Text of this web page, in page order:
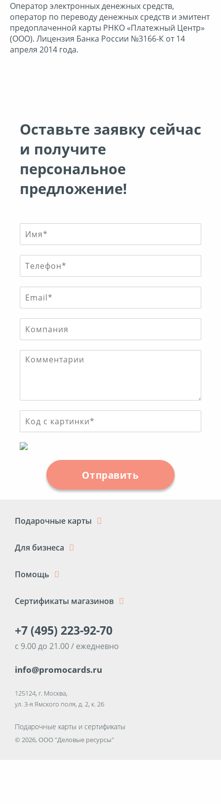
Оператор электронных денежных средств,
оператор по переводу денежных средств и эмитент
предоплаченной карты РНКО «Платежный Центр»
(ООО). Лицензия Банка России №3166-К от 14
апреля 2014 года.
Оставьте заявку сейчас
и получите
персональное
предложение!
Отправить
Подарочные карты
Для бизнеса
Помощь
Сертификаты магазинов
+7 (495) 223-92-70
с 9.00 до 21.00 / ежедневно
info@promocards.ru
125124, г. Москва,
ул. 3-я Ямского поля, д. 2, к. 26
Подарочные карты и сертификаты
© 2026, ООО "Деловые ресурсы"